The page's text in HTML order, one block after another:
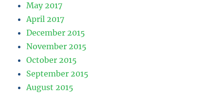
May 2017
April 2017
December 2015
November 2015
October 2015
September 2015
August 2015